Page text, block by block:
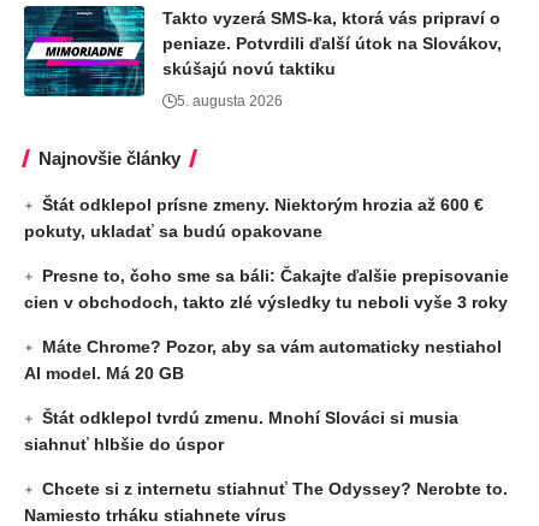
Takto vyzerá SMS-ka, ktorá vás pripraví o
peniaze. Potvrdili ďalší útok na Slovákov,
skúšajú novú taktiku
5. augusta 2026
Najnovšie články
Štát odklepol prísne zmeny. Niektorým hrozia až 600 €
pokuty, ukladať sa budú opakovane
Presne to, čoho sme sa báli: Čakajte ďalšie prepisovanie
cien v obchodoch, takto zlé výsledky tu neboli vyše 3 roky
Máte Chrome? Pozor, aby sa vám automaticky nestiahol
AI model. Má 20 GB
Štát odklepol tvrdú zmenu. Mnohí Slováci si musia
siahnuť hlbšie do úspor
Chcete si z internetu stiahnuť The Odyssey? Nerobte to.
Namiesto trháku stiahnete vírus